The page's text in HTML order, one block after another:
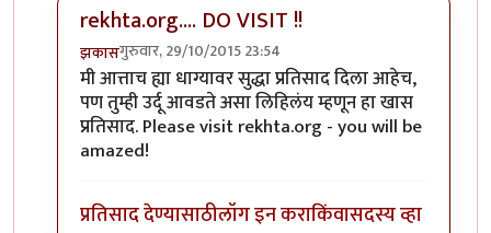
rekhta.org.... DO VISIT !!
झकासगुरुवार, 29/10/2015 23:54
In reply toतुमचे सर्व शेर प्रचंड आवडले!!byजव्हेरगंज
मी आत्ताच ह्या धाग्यावर सुद्धा प्रतिसाद दिला आहेच,
पण तुम्ही उर्दू आवडते असा लिहिलंय म्हणून हा खास
प्रतिसाद. Please visit rekhta.org - you will be
amazed!
प्रतिसाद देण्यासाठीलॉग इन कराकिंवासदस्य व्हा